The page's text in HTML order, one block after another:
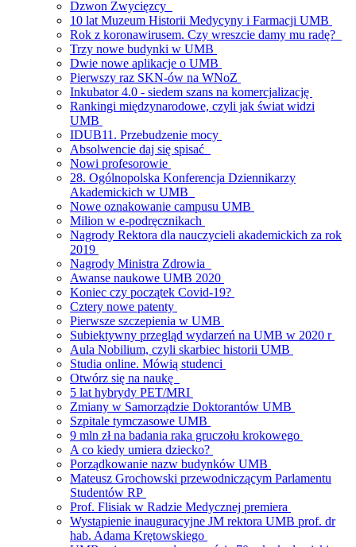
Dzwon Zwycięzcy
10 lat Muzeum Historii Medycyny i Farmacji UMB
Rok z koronawirusem. Czy wreszcie damy mu radę?
Trzy nowe budynki w UMB
Dwie nowe aplikacje o UMB
Pierwszy raz SKN-ów na WNoZ
Inkubator 4.0 - siedem szans na komercjalizację
Rankingi międzynarodowe, czyli jak świat widzi
UMB
IDUB11. Przebudzenie mocy
Absolwencie daj się spisać
Nowi profesorowie
28. Ogólnopolska Konferencja Dziennikarzy
Akademickich w UMB
Nowe oznakowanie campusu UMB
Milion w e-podręcznikach
Nagrody Rektora dla nauczycieli akademickich za rok
2019
Nagrody Ministra Zdrowia
Awanse naukowe UMB 2020
Koniec czy początek Covid-19?
Cztery nowe patenty
Pierwsze szczepienia w UMB
Subiektywny przegląd wydarzeń na UMB w 2020 r
Aula Nobilium, czyli skarbiec historii UMB
Studia online. Mówią studenci
Otwórz się na naukę
5 lat hybrydy PET/MRI
Zmiany w Samorządzie Doktorantów UMB
Szpitale tymczasowe UMB
9 mln zł na badania raka gruczołu krokowego
A co kiedy umiera dziecko?
Porządkowanie nazw budynków UMB
Mateusz Grochowski przewodniczącym Parlamentu
Studentów RP
Prof. Flisiak w Radzie Medycznej premiera
Wystąpienie inauguracyjne JM rektora UMB prof. dr
hab. Adama Krętowskiego